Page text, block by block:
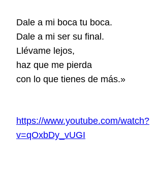
Dale a mi boca tu boca.
Dale a mi ser su final.
Llévame lejos,
haz que me pierda
con lo que tienes de más.»
https://www.youtube.com/watch?
v=qOxbDy_vUGI